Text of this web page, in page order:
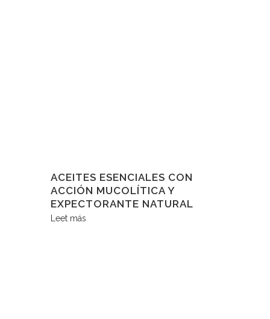
ACEITES ESENCIALES CON
ACCIÓN MUCOLÍTICA Y
EXPECTORANTE NATURAL
Leet más